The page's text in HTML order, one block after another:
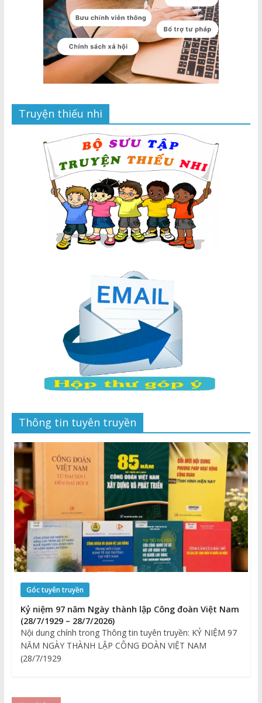
Truyện thiếu nhi
Thông tin tuyên truyền
Góc tuyên truyền
Kỷ niệm 97 năm Ngày thành lập Công đoàn Việt Nam
(28/7/1929 – 28/7/2026)
Nội dung chính trong Thông tin tuyên truyền: KỶ NIỆM 97
NĂM NGÀY THÀNH LẬP CÔNG ĐOÀN VIỆT NAM
(28/7/1929